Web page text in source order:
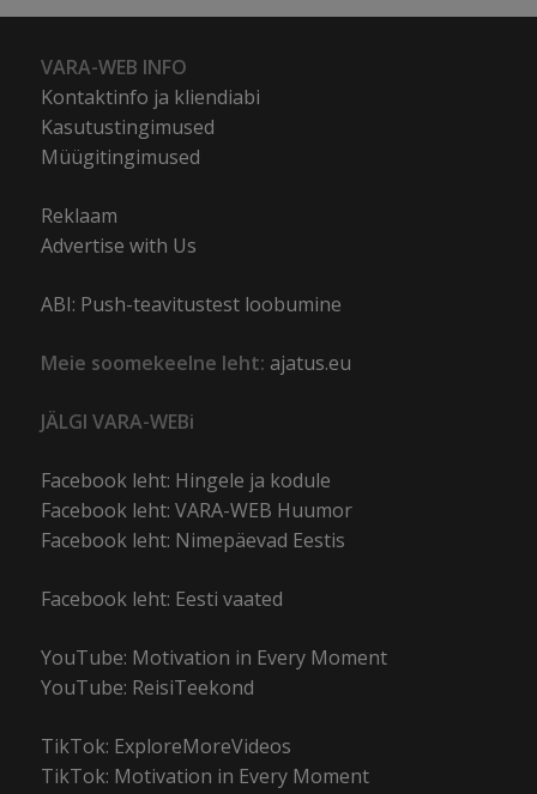
VARA-WEB INFO
Kontaktinfo ja kliendiabi
Kasutustingimused
Müügitingimused
Reklaam
Advertise with Us
ABI: Push-teavitustest loobumine
Meie soomekeelne leht: ajatus.eu
JÄLGI VARA-WEBi
Facebook leht: Hingele ja kodule
Facebook leht: VARA-WEB Huumor
Facebook leht: Nimepäevad Eestis
Facebook leht: Eesti vaated
YouTube: Motivation in Every Moment
YouTube: ReisiTeekond
TikTok: ExploreMoreVideos
TikTok: Motivation in Every Moment